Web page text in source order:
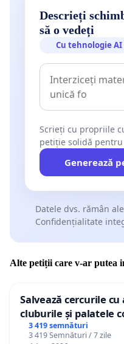
Descrieți
să o vedeți
Cu tehnologie AI
Scrieți cu propriile
petiție solidă pentru
Generează
Datele dvs. rămân
Confidențialitate
Alte petiții care v-ar putea
Salvează cercurile
cluburile și palatele
3 419 semnături
3 419 Semnături / 7 zile